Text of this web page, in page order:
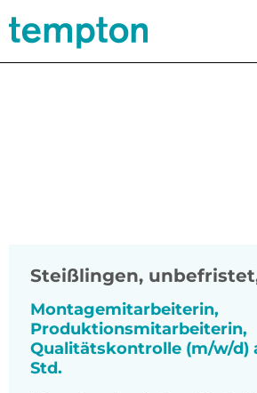
Steißlingen,
Montagemitarbeiterin,
Produktionsmitarbeiterin,
Qualitätskontrolle (m/w/d)
Std.